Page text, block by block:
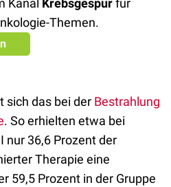
Kanal Krebsgespürfür
Themen.
sich das bei der Bestrahlung
. So erhielten etwa bei
nur 36,6 Prozent der
Therapie eine
59,5 Prozent in der Gruppe